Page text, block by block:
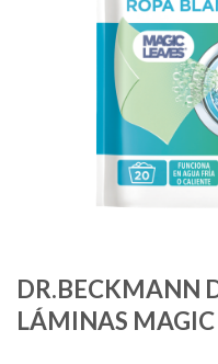
DR.BECKMANN
LÁMINAS MAGIC